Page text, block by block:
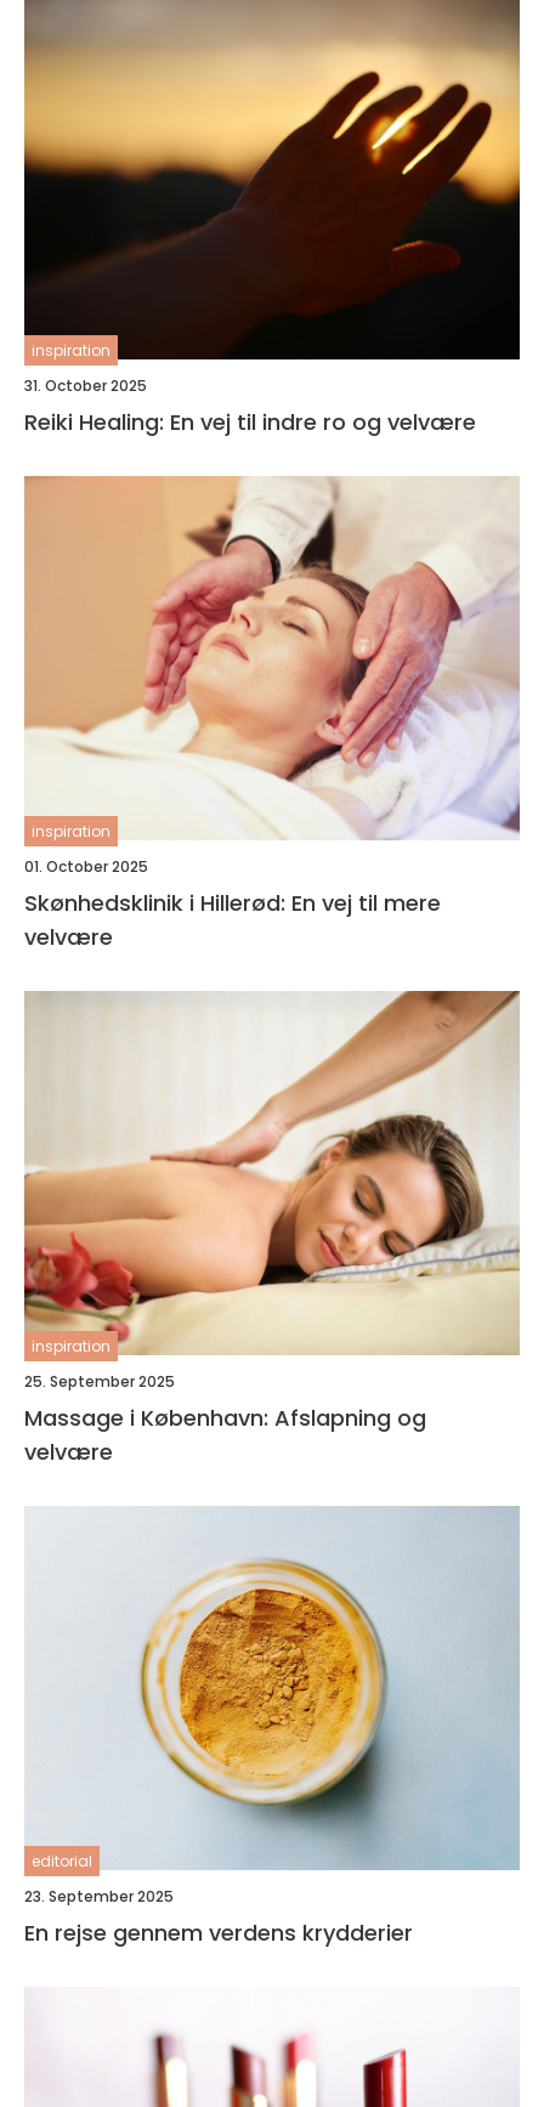
inspiration
31. October 2025
Reiki Healing: En vej til indre ro og velvære
inspiration
01. October 2025
Skønhedsklinik i Hillerød: En vej til mere
velvære
inspiration
25. September 2025
Massage i København: Afslapning og
velvære
editorial
23. September 2025
En rejse gennem verdens krydderier